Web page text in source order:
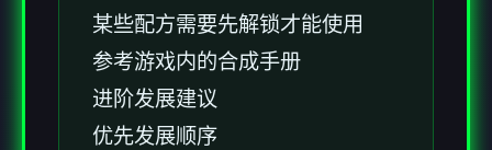
某些配方需要先解锁才能使用
参考游戏内的合成手册
进阶发展建议
优先发展顺序